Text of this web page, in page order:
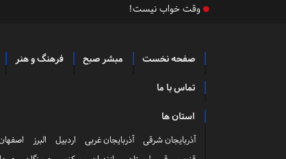
وقت خواب نیست!
صفحه نخست مبشر صبح فرهنگ و هنر
تماس با ما
استان ها
آذربایجان شرقی آذربایجان غربی اردبیل البرز